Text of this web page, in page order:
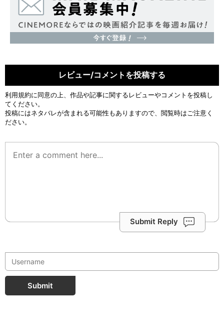
レビュー/コメントを投稿する
利用規約に同意の上、作品や記事に関するレビューやコメントを投稿し
てください。
投稿にはネタバレが含まれる可能性もありますので、閲覧時はご注意く
ださい。
Submit Reply
Submit